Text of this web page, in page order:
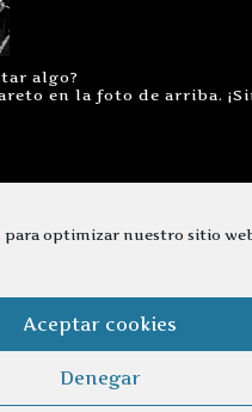
para optimizar nuestro sitio
Aceptar cookies
Denegar
algo?
en la foto de arriba.